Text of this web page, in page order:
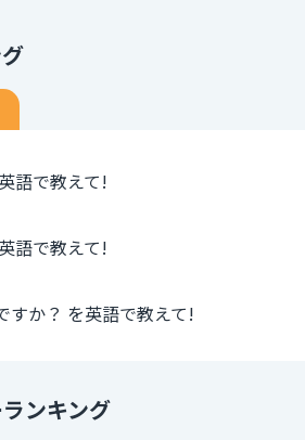
語で教えて!
語で教えて!
すか？ を英語で教えて!
ンキング